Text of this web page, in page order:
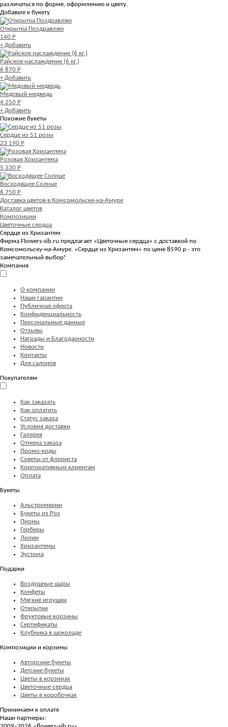
различаться по форме, оформлению и цвету.
Добавьте к букету
Открытка Поздравляю
140 Р
+ Добавить
Райское наслаждение (6 кг.)
6 870 Р
+ Добавить
Медовый медведь
4 250 Р
+ Добавить
Похожие букеты
Сердце из 51 розы
23 190 Р
Розовая Хризантема
5 330 Р
Восходящее Солнце
6 750 Р
Доставка цветов в Комсомольске-на-Амуре
Каталог цветов
Композиции
Цветочные сердца
Сердце из Хризантем
Фирма Flowers-sib.ru предлагает «Цветочные сердца» с доставкой по
Комсомольску-на-Амуре. «Сердце из Хризантем» по цене 8590 р - это
замечательный выбор!
Компания
О компании
Наши гарантии
Публичная оферта
Конфиденциальность
Персональные данные
Отзывы
Награды и Благодарности
Новости
Контакты
Для салонов
Покупателям
Как заказать
Как оплатить
Статус заказа
Условия доставки
Галерея
Отмена заказа
Промо-коды
Советы от флориста
Корпоративным клиентам
Оплата
Букеты
Альстромерии
Букеты из Роз
Пионы
Герберы
Лилии
Хризантемы
Эустома
Подарки
Воздушные шары
Конфеты
Мягкие игрушки
Открытки
Фруктовые корзины
Сертификаты
Клубника в шоколаде
Композиции и корзины
Авторские букеты
Детские букеты
Цветы в корзинах
Цветочные сердца
Цветы в коробочках
Принимаем к оплате
Наши партнеры: